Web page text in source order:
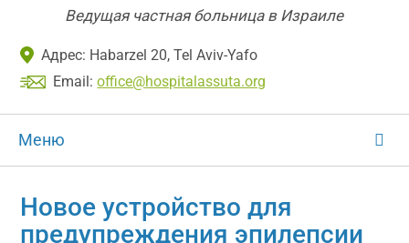
Ведущая частная больница в Израиле
Адрес: Habarzel 20, Tel Aviv-Yafo
Email: office@hospitalassuta.org
Меню
Новое устройство для
предупреждения эпилепсии